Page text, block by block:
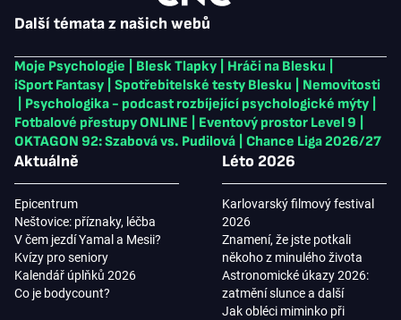
Další témata z našich webů
Moje Psychologie Blesk Tlapky Hráči na Blesku
iSport Fantasy
Spotřebitelské testy Blesku
Nemovitosti
Psychologika - podcast rozbíjející psychologické mýty
Fotbalové přestupy ONLINE
Eventový prostor Level 9
OKTAGON 92: Szabová vs. Pudilová
Chance Liga 2026/27
Aktuálně
Epicentrum
Neštovice: příznaky, léčba
V čem jezdí Yamal a Mesii?
Kvízy pro seniory
Kalendář úplňků 2026
Co je bodycount?
Léto 2026
Karlovarský filmový festival
2026
Znamení, že jste potkali
někoho z minulého života
Astronomické úkazy 2026:
zatmění slunce a další
Jak obléci miminko při